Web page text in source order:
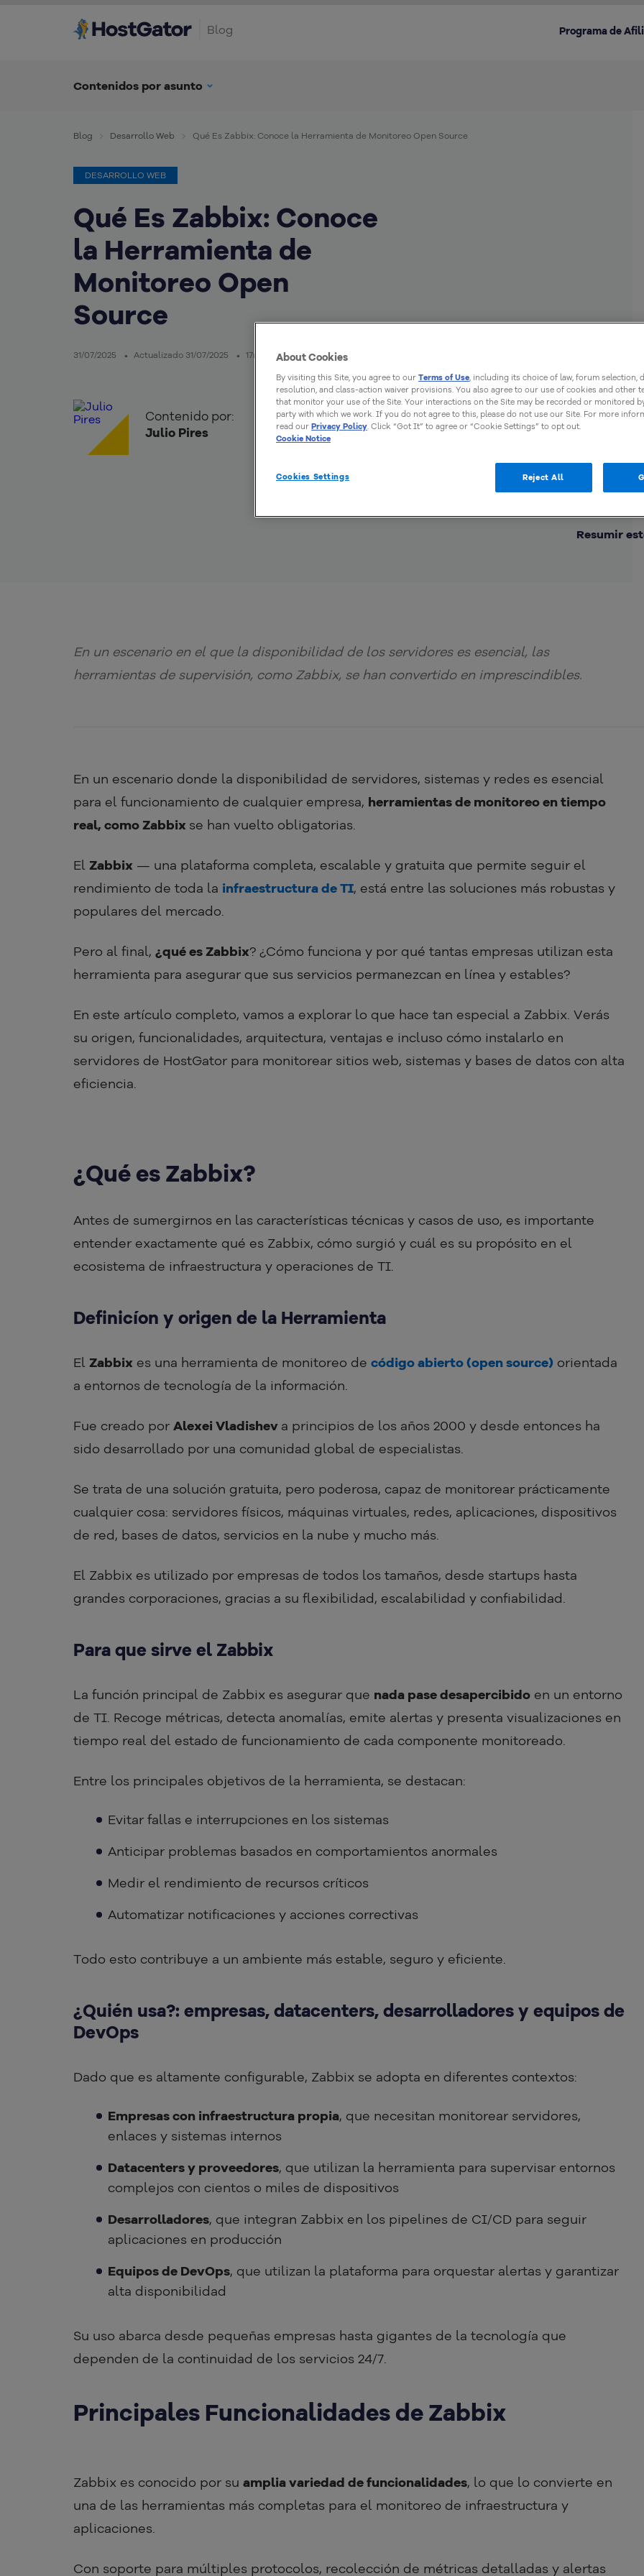
Blog Programa de
Contenidos por asunto
Blog Desarrollo Web Qué Es Zabbix: Conoce la Herramienta de Monitoreo Open Source
DESARROLLO WEB
Qué Es Zabbix: Conoce
la Herramienta de
Monitoreo Open
Source
31/07/2025 Actualizado 31/07/2025 17mins de lectura
Contenido por:
Julio Pires
Resumir
En un escenario en el que la disponibilidad de los servidores es esencial, las
herramientas de supervisión, como Zabbix, se han convertido en imprescindibles.
En un escenario donde la disponibilidad de servidores, sistemas y redes es esencial
para el funcionamiento de cualquier empresa, herramientas de monitoreo en tiempo
real, como Zabbix se han vuelto obligatorias.
El Zabbix — una plataforma completa, escalable y gratuita que permite seguir el
rendimiento de toda la infraestructura de TI, está entre las soluciones más robustas y
populares del mercado.
Pero al final, ¿qué es Zabbix? ¿Cómo funciona y por qué tantas empresas utilizan esta
herramienta para asegurar que sus servicios permanezcan en línea y estables?
En este artículo completo, vamos a explorar lo que hace tan especial a Zabbix. Verás
su origen, funcionalidades, arquitectura, ventajas e incluso cómo instalarlo en
servidores de HostGator para monitorear sitios web, sistemas y bases de datos con alta
eficiencia.
¿Qué es Zabbix?
Antes de sumergirnos en las características técnicas y casos de uso, es importante
entender exactamente qué es Zabbix, cómo surgió y cuál es su propósito en el
ecosistema de infraestructura y operaciones de TI.
Definicíon y origen de la Herramienta
El Zabbix es una herramienta de monitoreo de código abierto (open source) orientada
a entornos de tecnología de la información.
Fue creado por Alexei Vladishev a principios de los años 2000 y desde entonces ha
sido desarrollado por una comunidad global de especialistas.
Se trata de una solución gratuita, pero poderosa, capaz de monitorear prácticamente
cualquier cosa: servidores físicos, máquinas virtuales, redes, aplicaciones, dispositivos
de red, bases de datos, servicios en la nube y mucho más.
El Zabbix es utilizado por empresas de todos los tamaños, desde startups hasta
grandes corporaciones, gracias a su flexibilidad, escalabilidad y confiabilidad.
Para que sirve el Zabbix
La función principal de Zabbix es asegurar que nada pase desapercibido en un entorno
de TI. Recoge métricas, detecta anomalías, emite alertas y presenta visualizaciones en
tiempo real del estado de funcionamiento de cada componente monitoreado.
Entre los principales objetivos de la herramienta, se destacan:
Evitar fallas e interrupciones en los sistemas
Anticipar problemas basados en comportamientos anormales
Medir el rendimiento de recursos críticos
Automatizar notificaciones y acciones correctivas
Todo esto contribuye a un ambiente más estable, seguro y eficiente.
¿Quién usa?: empresas, datacenters, desarrolladores y equipos de
DevOps
Dado que es altamente configurable, Zabbix se adopta en diferentes contextos:
Empresas con infraestructura propia, que necesitan monitorear servidores,
enlaces y sistemas internos
Datacenters y proveedores, que utilizan la herramienta para supervisar entornos
complejos con cientos o miles de dispositivos
Desarrolladores, que integran Zabbix en los pipelines de CI/CD para seguir
aplicaciones en producción
Equipos de DevOps, que utilizan la plataforma para orquestar alertas y garantizar
alta disponibilidad
Su uso abarca desde pequeñas empresas hasta gigantes de la tecnología que
dependen de la continuidad de los servicios 24/7.
Principales Funcionalidades de Zabbix
Zabbix es conocido por su amplia variedad de funcionalidades, lo que lo convierte en
una de las herramientas más completas para el monitoreo de infraestructura y
aplicaciones.
Con soporte para múltiples protocolos, recolección de métricas detalladas y alertas
About Cookies
By visiting this Site, you agree to our Terms of Use, including its choice of law, forum selection,
resolution, and class-action waiver provisions. You also agree to our use of cookies and other
that monitor your use of the Site. Your interactions on the Site may be recorded or monitored
party with which we work. If you do not agree to this, please do not use our Site. For more
read our Privacy Policy. Click “Got It” to agree or “Cookie Settings” to opt out.
Cookie Notice
Cookies Settings Reject All